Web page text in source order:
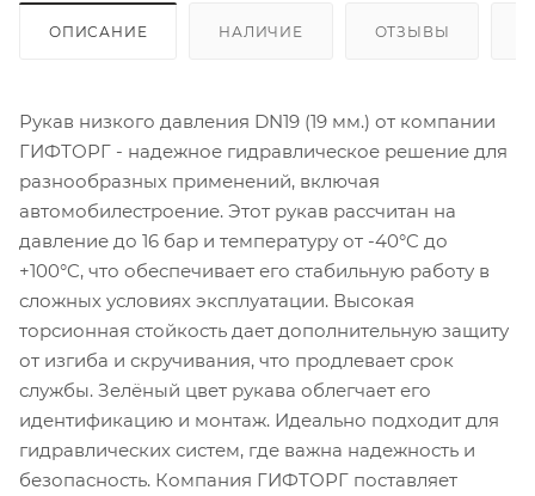
ОПИСАНИЕ НАЛИЧИЕ ОТЗЫВЫ
Рукав низкого давления DN19 (19 мм.) от компании
ГИФТОРГ - надежное гидравлическое решение для
разнообразных применений, включая
автомобилестроение. Этот рукав рассчитан на
давление до 16 бар и температуру от -40°C до
+100°C, что обеспечивает его стабильную работу в
сложных условиях эксплуатации. Высокая
торсионная стойкость дает дополнительную защиту
от изгиба и скручивания, что продлевает срок
службы. Зелёный цвет рукава облегчает его
идентификацию и монтаж. Идеально подходит для
гидравлических систем, где важна надежность и
безопасность. Компания ГИФТОРГ поставляет